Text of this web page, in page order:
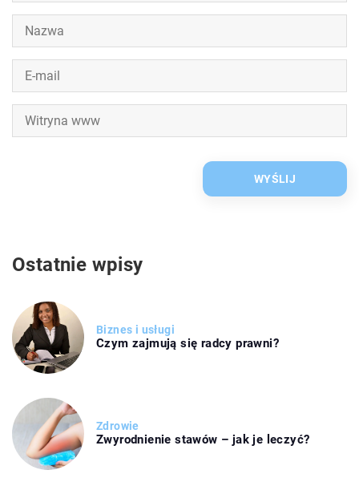
Ostatnie wpisy
Biznes i usługi
Czym zajmują się radcy prawni?
Zdrowie
Zwyrodnienie stawów – jak je leczyć?